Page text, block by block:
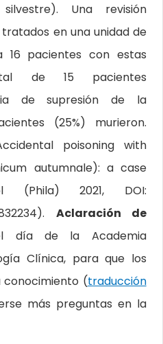
Una revisión
en una unidad de
16 pacientes con estas
de 15 pacientes
de supresión de la
(25%) murieron.
poisoning with
autumnale): a case
(Phila) 2021, DOI:
Aclaración de
día de la Academia
Clínica, para que los
conocimiento (traducción
más preguntas en la